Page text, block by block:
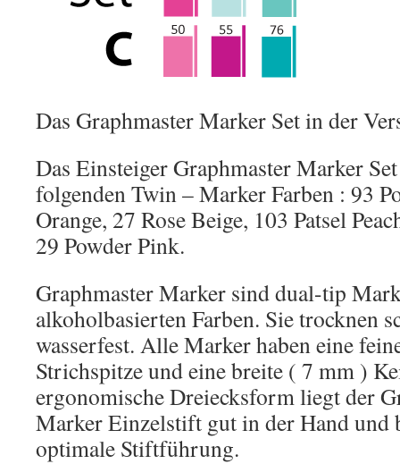
Das Graphmaster Marker Set in der
Das Einsteiger Graphmaster Marker
folgenden Twin – Marker Farben : 93
Orange, 27 Rose Beige, 103 Patsel
29 Powder Pink.
Graphmaster Marker sind dual-tip
alkoholbasierten Farben. Sie trocknen
wasserfest. Alle Marker haben eine
Strichspitze und eine breite ( 7 mm )
ergonomische Dreiecksform liegt der
Marker Einzelstift gut in der Hand und
optimale Stiftführung.